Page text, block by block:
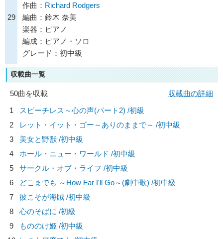
29
作曲： Richard Rodgers
編曲：鈴木 奈美
楽器：ピアノ
編成：ピアノ・ソロ
グレード：初中級
収載曲一覧
50曲を収載
収載曲の詳細
1
スピーチレス～心の声(パート2) /初級
2
レット・イット・ゴー～ありのままで～ /初中級
3
美女と野獣 /初中級
4
ホール・ニュー・ワールド /初中級
5
サークル・オブ・ライフ /初中級
6
どこまでも ～How Far I'll Go～(劇中歌) /初中級
7
彼こそが海賊 /初中級
8
心のそばに /初級
9
もののけ姫 /初中級